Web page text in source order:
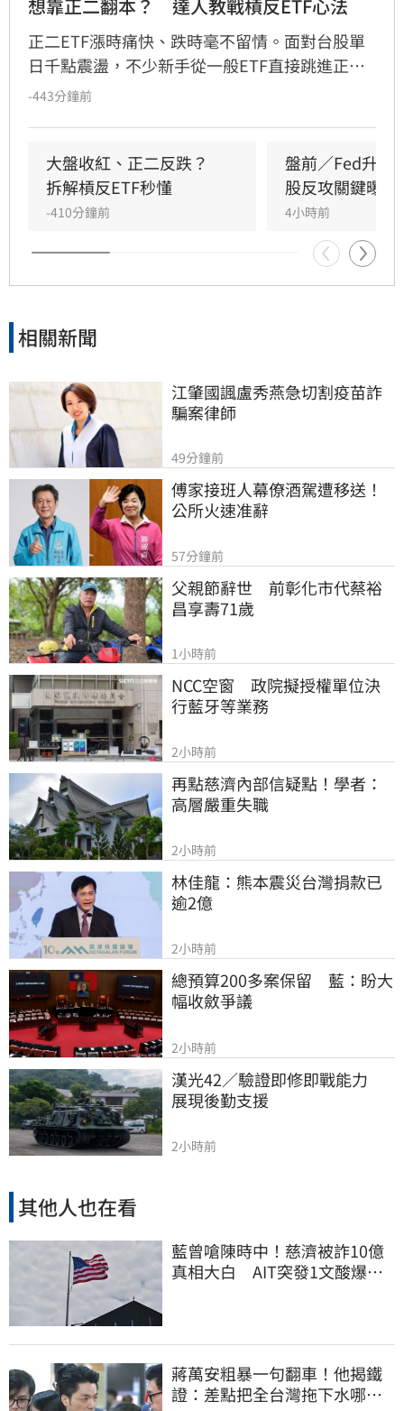
想靠正二翻本？　達人教戰槓反ETF心法
正二ETF漲時痛快、跌時毫不留情。面對台股單
日千點震盪，不少新手從一般ETF直接跳進正
二，誤把2倍槓桿當成2倍勝率。其實，最大風險
震盪行情下，投資游刃有餘。
-443分鐘前
大盤收紅、正二反跌？
拆解槓反ETF秒懂
-410分鐘前
盤前／Fed升息
股反攻關鍵曝光
4小時前
相關新聞
江肇國諷盧秀燕急切割疫苗詐
騙案律師
49分鐘前
傅家接班人幕僚酒駕遭移送！
公所火速准辭
57分鐘前
父親節辭世　前彰化市代蔡裕
昌享壽71歲
1小時前
NCC空窗　政院擬授權單位決
行藍牙等業務
2小時前
再點慈濟內部信疑點！學者：
高層嚴重失職
2小時前
林佳龍：熊本震災台灣捐款已
逾2億
2小時前
總預算200多案保留　藍：盼大
幅收斂爭議
2小時前
漢光42／驗證即修即戰能力
展現後勤支援
2小時前
其他人也在看
藍曾嗆陳時中！慈濟被詐10億
真相大白 AIT突發1文酸爆…
蔣萬安粗暴一句翻車！他揭鐵
證：差點把全台灣拖下水哪時